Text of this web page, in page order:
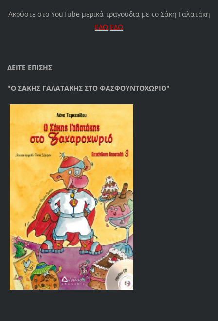
Ακούστε στο YouTube μερικά τραγούδια με το Σάκη Γαλατάκη
ΕΔΩ ΕΔΩ
ΔΕΙΤΕ ΕΠΙΣΗΣ
"Ο ΣΑΚΗΣ ΓΑΛΑΤΑΚΗΣ ΣΤΟ ΦΑΣΦΟΥΝΤΟΧΩΡΙΟ"